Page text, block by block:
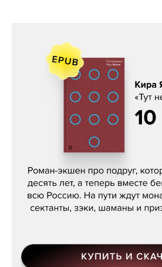
Кира Ярмыш, «Тут